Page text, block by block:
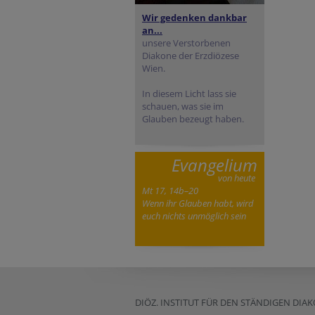
Wir gedenken dankbar
an...
unsere Verstorbenen
Diakone der Erzdiözese
Wien.
In diesem Licht lass sie
schauen, was sie im
Glauben bezeugt haben.
Evangelium
von heute
Mt 17, 14b–20
Wenn ihr Glauben habt, wird
euch nichts unmöglich sein
DIÖZ. INSTITUT FÜR DEN STÄNDIGEN